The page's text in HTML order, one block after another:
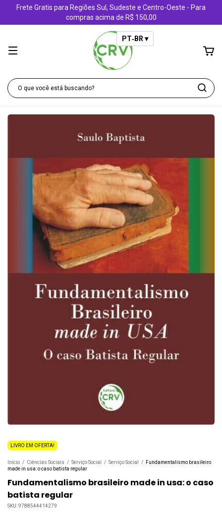
Frete Gratis para Regiões Sul, Sudeste e Centro-Oeste - Para
compras acima de R$ 150,00
PT‑BR ▾
LIVRO EM OFERTA!
Início / Ciências Sociais / Serviço Social / Serviço Social /
Fundamentalismo brasileiro
made in usa: o caso batista regular
Fundamentalismo brasileiro made in usa: o caso
batista regular
SKU:9788544414279